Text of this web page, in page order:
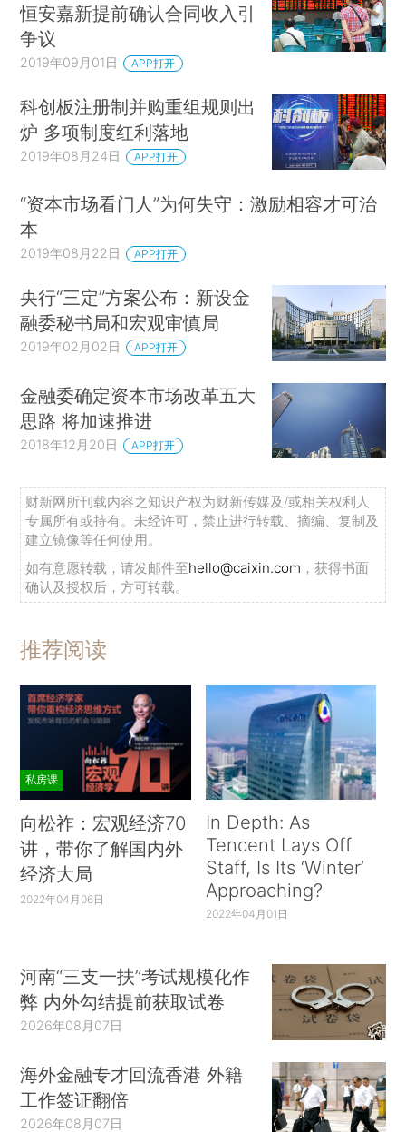
恒安嘉新提前确认合同收入引
争议
2019年09月01日 APP打开
科创板注册制并购重组规则出
炉 多项制度红利落地
2019年08月24日 APP打开
“资本市场看门人”为何失守：激励相容才可治
本
2019年08月22日 APP打开
央行“三定”方案公布：新设金
融委秘书局和宏观审慎局
2019年02月02日 APP打开
金融委确定资本市场改革五大
思路 将加速推进
2018年12月20日 APP打开
财新网所刊载内容之知识产权为财新传媒及/或相关权利人
专属所有或持有。未经许可，禁止进行转载、摘编、复制及
建立镜像等任何使用。
如有意愿转载，请发邮件至hello@caixin.com ，获得书面
确认及授权后，方可转载。
推荐阅读
私房课
向松祚：宏观经济70
讲，带你了解国内外
经济大局
2022年04月06日
In Depth: As
Tencent Lays Off
Staff, Is Its ‘Winter’
Approaching?
2022年04月01日
河南“三支一扶”考试规模化作
弊 内外勾结提前获取试卷
2026年08月07日
海外金融专才回流香港 外籍
工作签证翻倍
2026年08月07日